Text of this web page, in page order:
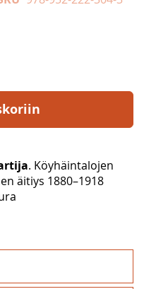
. Köyhäintalojen
äitiys 1880–1918